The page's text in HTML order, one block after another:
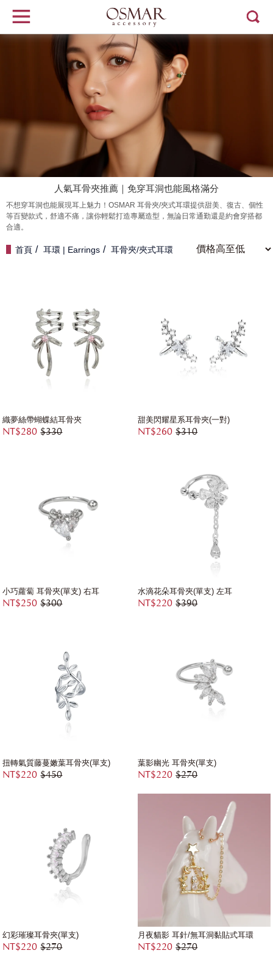
人氣耳骨夾推薦｜免穿耳洞也能風格滿分
不想穿耳洞也能展現耳上魅力！OSMAR 耳骨夾/夾式耳環提供甜美、復古、個性
等百變款式，舒適不痛，讓你輕鬆打造專屬造型，無論日常通勤還是約會穿搭都
合適。
首頁 耳環 | Earrings 耳骨夾/夾式耳環
織夢絲帶蝴蝶結耳骨夾
NT$280 $330
甜美閃耀星系耳骨夾(一對)
NT$260 $310
小巧蘿蔔 耳骨夾(單支) 右耳
NT$250 $300
水滴花朵耳骨夾(單支) 左耳
NT$220 $390
扭轉氣質藤蔓嫩葉耳骨夾(單支)
NT$220 $450
葉影幽光 耳骨夾(單支)
NT$220 $270
幻彩璀璨耳骨夾(單支)
NT$220 $270
月夜貓影 耳針/無耳洞黏貼式耳環
NT$220 $270